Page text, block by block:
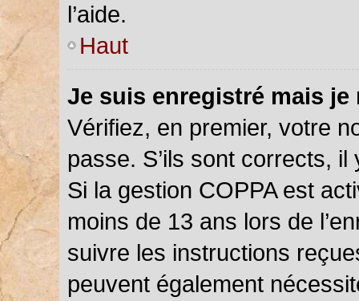
l’aide.
Haut
Je suis enregistré mais
Vérifiez, en premier, votre
passe. S’ils sont corrects,
Si la gestion COPPA est
moins de 13 ans lors de
suivre les instructions
peuvent également